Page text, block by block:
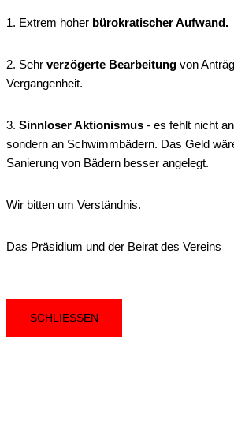
1. Extrem hoher bürokratischer Aufwand.
2. Sehr verzögerte Bearbeitung von
Vergangenheit.
3. Sinnloser Aktionismus - es fehlt nicht
sondern an Schwimmbädern. Das Geld
Sanierung von Bädern besser angelegt.
Wir bitten um Verständnis.
Das Präsidium und der Beirat des Vereins
SCHLIESSEN